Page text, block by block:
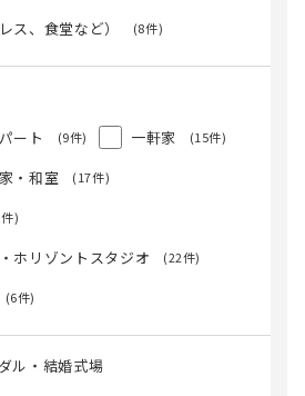
ス、食堂など） (8件)
ート
(9件) 一軒家 (15件)
・和室 (17件)
)
ホリゾントスタジオ (22件)
(6件)
ル・結婚式場